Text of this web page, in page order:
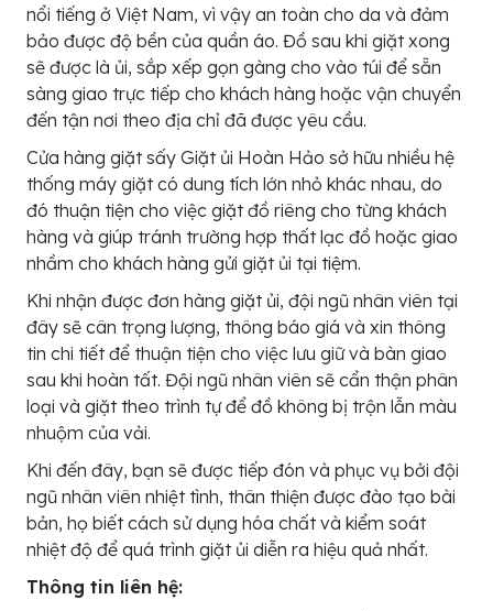
nổi tiếng ở Việt Nam, vì vậy an toàn cho da và đảm
bảo được độ bền của quần áo. Đồ sau khi giặt xong
sẽ được là ủi, sắp xếp gọn gàng cho vào túi để sẵn
sàng giao trực tiếp cho khách hàng hoặc vận chuyển
đến tận nơi theo địa chỉ đã được yêu cầu.
Cửa hàng giặt sấy Giặt ủi Hoàn Hảo sở hữu nhiều hệ
thống máy giặt có dung tích lớn nhỏ khác nhau, do
đó thuận tiện cho việc giặt đồ riêng cho từng khách
hàng và giúp tránh trường hợp thất lạc đồ hoặc giao
nhầm cho khách hàng gửi giặt ủi tại tiệm.
Khi nhận được đơn hàng giặt ủi, đội ngũ nhân viên tại
đây sẽ cân trọng lượng, thông báo giá và xin thông
tin chi tiết để thuận tiện cho việc lưu giữ và bàn giao
sau khi hoàn tất. Đội ngũ nhân viên sẽ cẩn thận phân
loại và giặt theo trình tự để đồ không bị trộn lẫn màu
nhuộm của vải.
Khi đến đây, bạn sẽ được tiếp đón và phục vụ bởi đội
ngũ nhân viên nhiệt tình, thân thiện được đào tạo bài
bản, họ biết cách sử dụng hóa chất và kiểm soát
nhiệt độ để quá trình giặt ủi diễn ra hiệu quả nhất.
Thông tin liên hệ: